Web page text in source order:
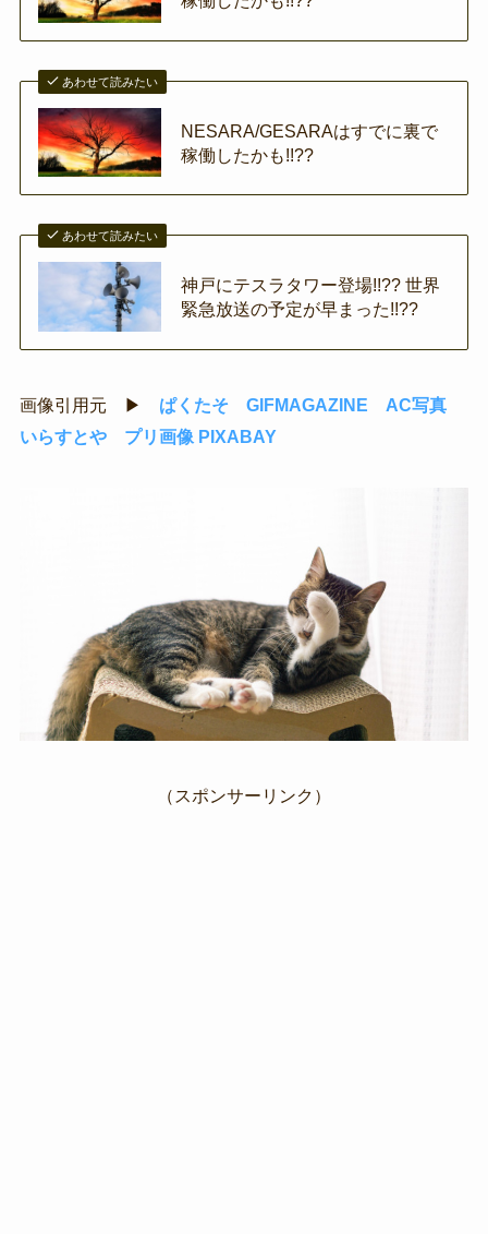
あわせて読みたい
NESARA/GESARAはすでに裏で
稼働したかも!!??
あわせて読みたい
神戸にテスラタワー登場!!?? 世界
緊急放送の予定が早まった!!??
画像引用元 ▶ ぱくたそ GIFMAGAZINE
AC写真
いらすとや
プリ画像 PIXABAY
（スポンサーリンク）